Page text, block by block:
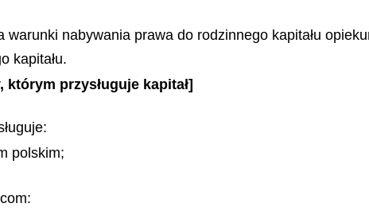
warunki nabywania prawa do rodzinnego kapitału
kapitału.
którym przysługuje kapitał]
polskim;